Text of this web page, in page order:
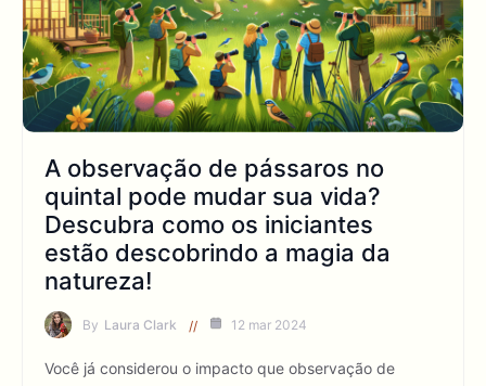
A observação de pássaros no
quintal pode mudar sua vida?
Descubra como os iniciantes
estão descobrindo a magia da
natureza!
By Laura Clark 12 mar 2024
Você já considerou o impacto que observação de